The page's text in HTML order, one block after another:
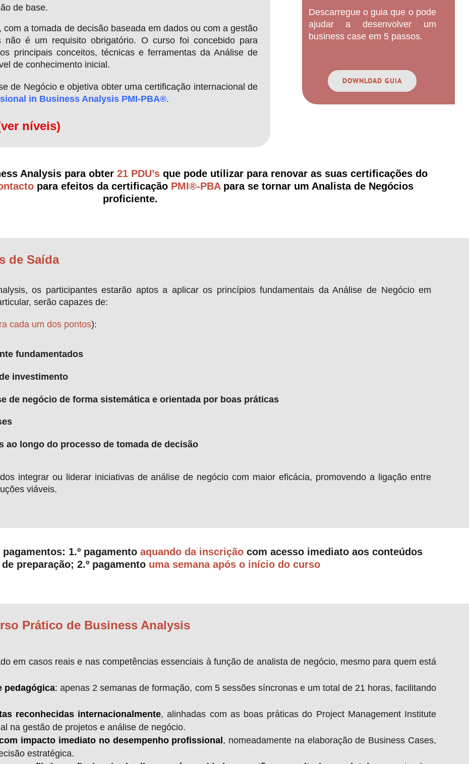
de base.
a tomada de decisão baseada em dados ou com a gestão
é um requisito obrigatório. O curso foi concebido para
principais conceitos, técnicas e ferramentas da Análise de
de conhecimento inicial.
de Negócio e objetiva obter uma certificação internacional de
in Business Analysis PMI-PBA®.
níveis)
Descarregue o guia que o pode
ajudar a desenvolver um
business case em 5 passos.
DOWNLOAD GUIA
Analysis para obter 21 PDU’s que pode utilizar para renovar as suas certificações do
para efeitos da certificação PMI®-PBApara se tornar um Analista de Negócios
proficiente.
de Saída
os participantes estarão aptos a aplicar os princípios fundamentais da Análise de Negócio em
serão capazes de:
cada um dos pontos):
fundamentados
investimento
de negócio de forma sistemática e orientada por boas práticas
ao longo do processo de tomada de decisão
integrar ou liderar iniciativas de análise de negócio com maior eficácia, promovendo a ligação entre
viáveis.
pagamentos: 1.º pagamento aquando da inscriçãocom acesso imediato aos conteúdos
preparação; 2.º pagamento uma semana após o início do curso
Prático de Business Analysis
em casos reais e nas competências essenciais à função de analista de negócio, mesmo para quem está
pedagógica: apenas 2 semanas de formação, com 5 sessões síncronas e um total de 21 horas, facilitando
reconhecidas internacionalmente, alinhadas com as boas práticas do Project Management Institute
na gestão de projetos e análise de negócio.
impacto imediato no desempenho profissional, nomeadamente na elaboração de Business Cases,
estratégica.